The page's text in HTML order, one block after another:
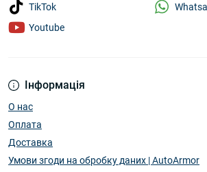
Інформація
О нас
Оплата
Доставка
Умови згоди на обробку даних | AutoArmor
TikTok
Youtube